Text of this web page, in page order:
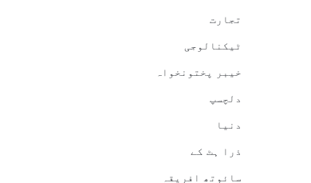
تجارت
ٹیکنالوجی
خیبر پختونخواہ
دلچسپ
دنیا
ذرا ہٹ کے
سائوتھ افریقہ